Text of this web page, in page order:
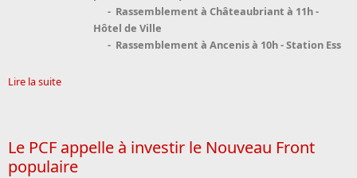
- Rassemblement à Châteaubriant à 11h -
Hôtel de Ville
- Rassemblement à Ancenis à 10h - Station Ess
Lire la suite
Le PCF appelle à investir le Nouveau Front
populaire